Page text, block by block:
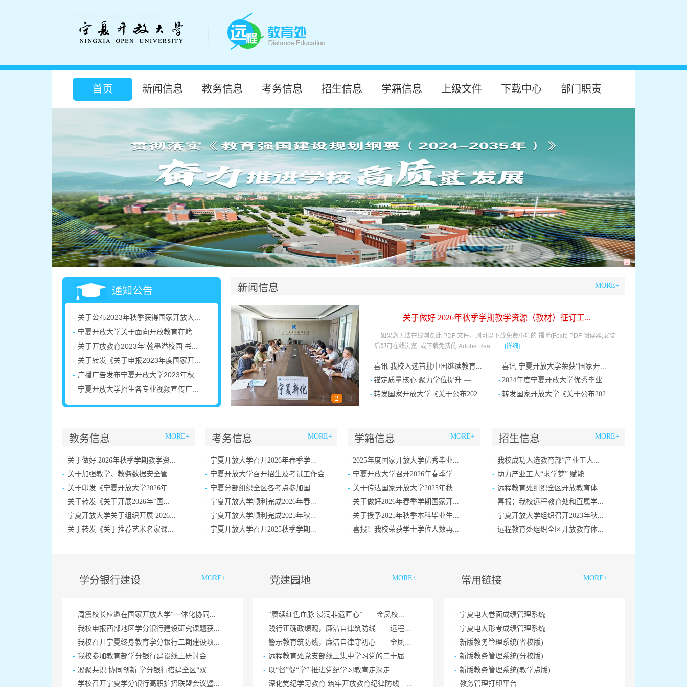
首页 新闻信息 教务信息 考务信息 招生信息 学籍信息 上级文件 下载中心 部门职责
1
通知公告
- 关于公布2023年秋季获得国家开放大...
- 宁夏开放大学关于面向开放教育在籍...
- 关于开放教育2023年“翰墨溢校园 书...
- 关于转发《关于申报2023年度国家开...
- 广播广告发布宁夏开放大学2023年秋...
- 宁夏开放大学招生各专业视频宣传广...
新闻信息 MORE+
1 2 3
关于做好 2026年秋季学期教学资源（教材）征订工...
如果您无法在线浏览此 PDF 文件，则可以下载免费小巧的 福昕(Foxit) PDF 阅读器,安装
后即可在线浏览 或下载免费的 Adobe Rea...
[详细]
- 喜讯 我校入选首批中国继续教育... - 喜讯 宁夏开放大学荣获“国家开...
- 锚定质量核心 聚力学位提升 —... - 2024年度宁夏开放大学优秀毕业...
- 转发国家开放大学《关于公布202... - 转发国家开放大学《关于公布202...
教务信息 MORE+
- 关于做好 2026年秋季学期教学资...
- 关于加强教学、教务数据安全管...
- 关于印发《宁夏开放大学2026年...
- 关于转发《关于开展2026年“国...
- 宁夏开放大学关于组织开展 2026...
- 关于转发《关于推荐艺术名家课...
考务信息 MORE+
- 宁夏开放大学召开2026年春季学...
- 宁夏开放大学召开招生及考试工作会
- 宁夏分部组织全区各考点参加国...
- 宁夏开放大学顺利完成2026年春...
- 宁夏开放大学顺利完成2025年秋...
- 宁夏开放大学召开2025秋季学期...
学籍信息 MORE+
- 2025年度国家开放大学优秀毕业...
- 宁夏开放大学召开2026年春季学...
- 关于传达国家开放大学2025年秋...
- 关于做好2026年春季学期国家开...
- 关于授予2025年秋季本科毕业生...
- 喜报！我校荣获学士学位人数再...
招生信息 MORE+
- 我校成功入选教育部“产业工人...
- 助力产业工人“求学梦” 赋能...
- 远程教育处组织全区开放教育体...
- 喜报：我校远程教育处和直属学...
- 宁夏开放大学组织召开2023年秋...
- 远程教育处组织全区开放教育体...
学分银行建设 MORE+
- 周震校长应邀在国家开放大学“一体化协同...
- 我校申报西部地区学分银行建设研究课题获...
- 我校召开宁夏终身教育学分银行二期建设项...
- 我校参加教育部学分银行建设线上研讨会
- 凝聚共识 协同创新 学分银行搭建全区“双...
- 学校召开宁夏学分银行高职扩招联盟会议暨...
党建园地 MORE+
- “赓续红色血脉 浸润非遗匠心”——金凤校...
- 践行正确政绩观，廉洁自律筑防线——远程...
- 警示教育筑防线，廉洁自律守初心——金凤...
- 远程教育处党支部线上集中学习党的二十届...
- 以“督”促“学” 推进党纪学习教育走深走...
- 深化党纪学习教育 筑牢开放教育纪律防线—...
常用链接 MORE+
- 宁夏电大卷面成绩管理系统
- 宁夏电大形考成绩管理系统
- 新版教务管理系统(省校版)
- 新版教务管理系统(分校版)
- 新版教务管理系统(教学点版)
- 教务管理打印平台